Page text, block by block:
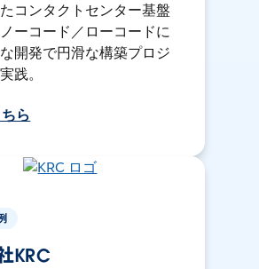
コンタクトセンター基盤
ーコード／ローコードに
開発で円滑な構築プロジ
践。
ら
KRC